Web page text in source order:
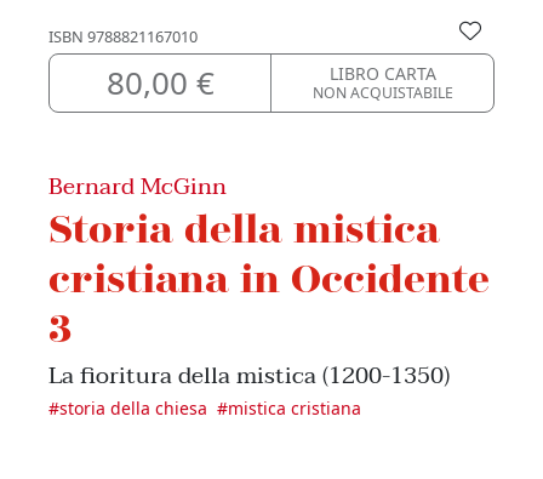
ISBN 9788821167010
80,00 € LIBRO CARTA
NON ACQUISTABILE
Bernard McGinn
Storia della mistica
cristiana in Occidente
3
La fioritura della mistica (1200-1350)
#storia della chiesa #mistica cristiana